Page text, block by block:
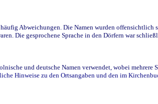
Abweichungen. Die Namen wurden offensichtlich
Die gesprochene Sprache in den Dörfern war
und deutsche Namen verwendet, wobei
Hinweise zu den Ortsangaben und den im